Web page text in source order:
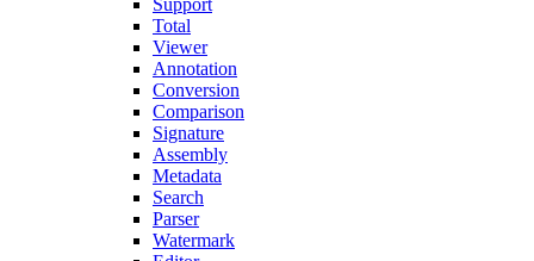
Support
Total
Viewer
Annotation
Conversion
Comparison
Signature
Assembly
Metadata
Search
Parser
Watermark